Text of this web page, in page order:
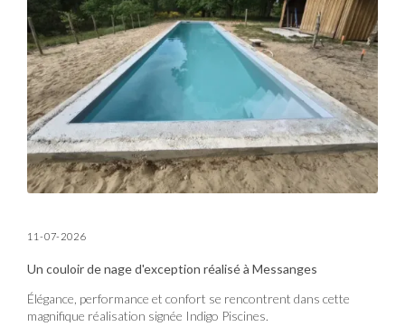
11-07-2026
Un couloir de nage d'exception réalisé à Messanges
Élégance, performance et confort se rencontrent dans cette
magnifique réalisation signée Indigo Piscines.